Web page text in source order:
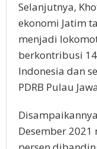
Selanjutnya,
ekonomi Jatim
menjadi
berkontribusi
Indonesia dan
PDRB Pulau
Desember